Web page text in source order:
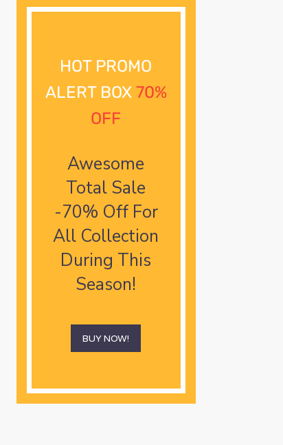
HOT PROMO
ALERT BOX 70%
OFF
Awesome
Total Sale
-70% Off For
All Collection
During This
Season!
BUY NOW!